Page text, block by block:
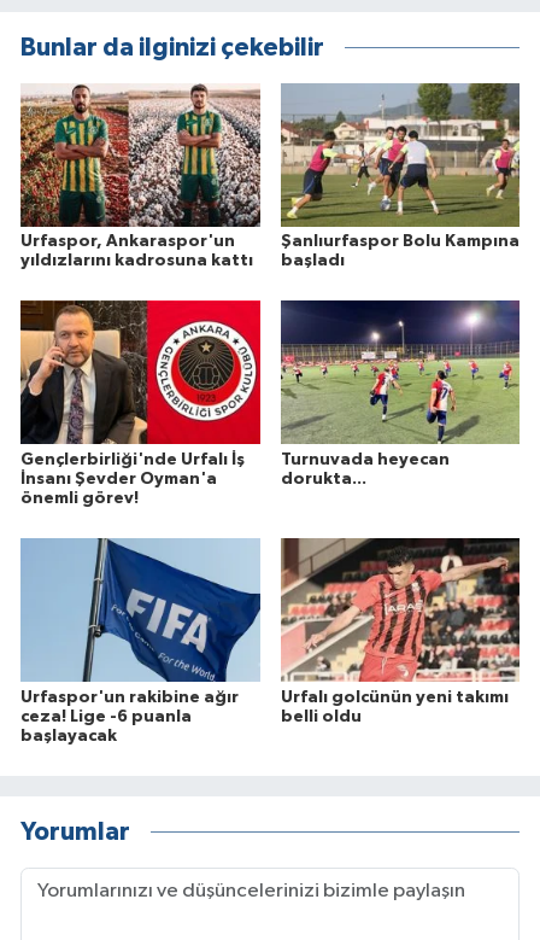
Bunlar da ilginizi çekebilir
Urfaspor, Ankaraspor'un
yıldızlarını kadrosuna kattı
Şanlıurfaspor Bolu Kampına
başladı
Gençlerbirliği'nde Urfalı İş
İnsanı Şevder Oyman'a
önemli görev!
Turnuvada heyecan
dorukta...
Urfaspor'un rakibine ağır
ceza! Lige -6 puanla
başlayacak
Urfalı golcünün yeni takımı
belli oldu
Yorumlar